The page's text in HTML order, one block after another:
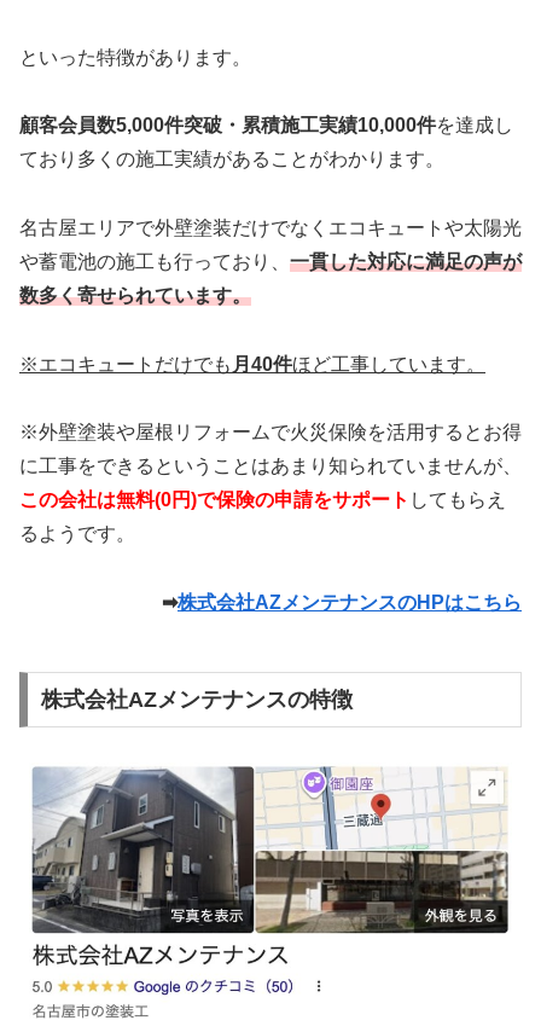
といった特徴があります。
顧客会員数5,000件突破・累積施工実績10,000件を達成し
ており多くの施工実績があることがわかります。
名古屋エリアで外壁塗装だけでなくエコキュートや太陽光
や蓄電池の施工も行っており、 一貫した対応に満足の声が
数多く寄せられています。
※エコキュートだけでも 月40件ほど工事しています。
※外壁塗装や屋根リフォームで火災保険を活用するとお得
に工事をできるということはあまり知られていませんが、
この会社は無料(0円)で保険の申請をサポート してもらえ
るようです。
➡株式会社AZメンテナンスのHPはこちら
株式会社AZメンテナンスの特徴